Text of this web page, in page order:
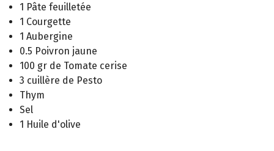
1 Pâte feuilletée
1 Courgette
1 Aubergine
0.5 Poivron jaune
100 gr de Tomate cerise
3 cuillère de Pesto
Thym
Sel
1 Huile d'olive